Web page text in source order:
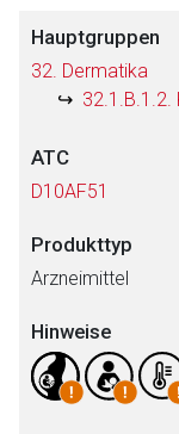
Hauptgruppen
32. Dermatika
32.1.B.1.2.
ATC
D10AF51
Produkttyp
Arzneimittel
Hinweise